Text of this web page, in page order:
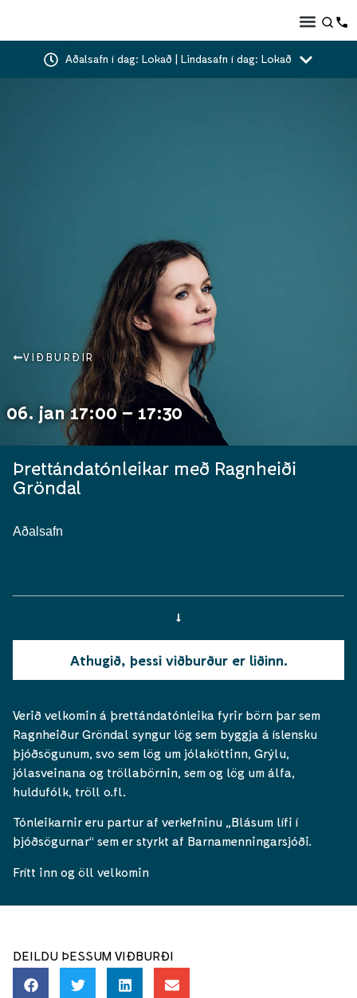
Aðalsafn í dag: Lokað | Lindasafn í dag: Lokað
VIÐBURÐIR
06. jan 17:00 – 17:30
Þrettándatónleikar með Ragnheiði
Gröndal
Aðalsafn
Athugið, þessi viðburður er liðinn.
Verið velkomin á þrettándatónleika fyrir börn þar sem
Ragnheiður Gröndal syngur lög sem byggja á íslensku
þjóðsögunum, svo sem lög um jólaköttinn, Grýlu,
jólasveinana og tröllabörnin, sem og lög um álfa,
huldufólk, tröll o.fl.
Tónleikarnir eru partur af verkefninu ,,Blásum lífi í
þjóðsögurnar“ sem er styrkt af Barnamenningarsjóði.
Frítt inn og öll velkomin
DEILDU ÞESSUM VIÐBURÐI